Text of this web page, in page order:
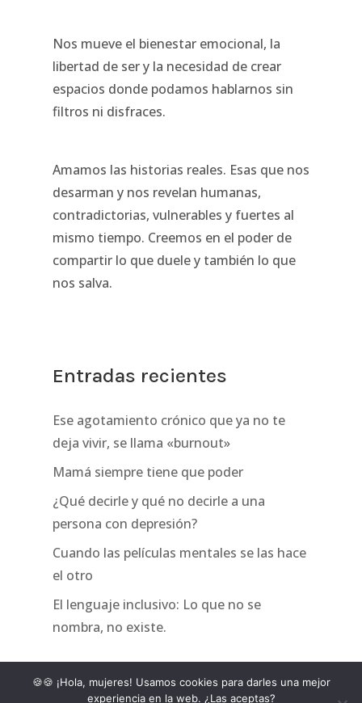
Nos mueve el bienestar emocional, la
libertad de ser y la necesidad de crear
espacios donde podamos hablarnos sin
filtros ni disfraces.
Amamos las historias reales. Esas que nos
desarman y nos revelan humanas,
contradictorias, vulnerables y fuertes al
mismo tiempo. Creemos en el poder de
compartir lo que duele y también lo que
nos salva.
Entradas recientes
Ese agotamiento crónico que ya no te
deja vivir, se llama «burnout»
Mamá siempre tiene que poder
¿Qué decirle y qué no decirle a una
persona con depresión?
Cuando las películas mentales se las hace
el otro
El lenguaje inclusivo: Lo que no se
nombra, no existe.
🍪🍪 ¡Hola, mujeres! Usamos cookies para darles una mejor
experiencia en la web. ¿Las aceptas?